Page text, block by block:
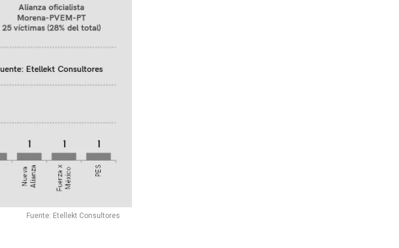
Fuente: Etellekt Consultores